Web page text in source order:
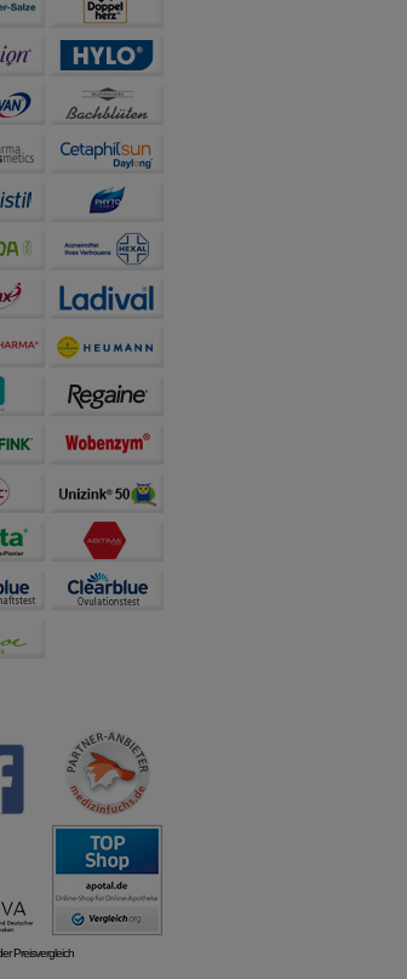
Statistik & Tracking:
auch die Werbung auf Drittseiten
teilweise an Dritte wie z.B. Google oder